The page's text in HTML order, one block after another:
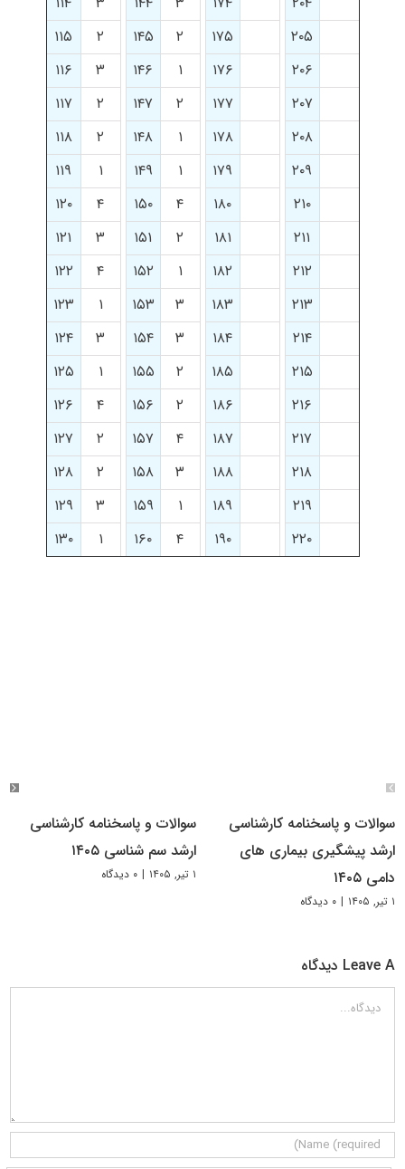
۲۰۵
۱۷۵ ۲ ۱۴۵ ۲
۱۱۵
۲۰۶
۱۷۶ ۱ ۱۴۶ ۳
۱۱۶
۲۰۷
۱۷۷ ۲ ۱۴۷ ۲
۱۱۷
۲۰۸
۱۷۸ ۱ ۱۴۸ ۲
۱۱۸
۲۰۹
۱۷۹ ۱ ۱۴۹ ۱
۱۱۹
۲۱۰
۱۸۰ ۴ ۱۵۰ ۴
۱۲۰
۲۱۱
۱۸۱ ۲ ۱۵۱ ۳
۱۲۱
۲۱۲
۱۸۲ ۱ ۱۵۲ ۴
۱۲۲
۲۱۳
۱۸۳ ۳ ۱۵۳ ۱
۱۲۳
۲۱۴
۱۸۴ ۳ ۱۵۴ ۳
۱۲۴
۲۱۵
۱۸۵ ۲ ۱۵۵ ۱
۱۲۵
۲۱۶
۱۸۶ ۲ ۱۵۶ ۴
۱۲۶
۲۱۷
۱۸۷ ۴ ۱۵۷ ۲
۱۲۷
۲۱۸
۱۸۸ ۳ ۱۵۸ ۲
۱۲۸
۲۱۹
۱۸۹ ۱ ۱۵۹ ۳
۱۲۹
۲۲۰
۱۹۰ ۴ ۱۶۰ ۱ ۱۳۰
سوالات و پاسخنامه کارشناسی
ارشد پیشگیری بیماری های
دامی ۱۴۰۵
۱ تیر, ۱۴۰۵ | ۰ دیدگاه
سوالات و پاسخنامه کارشناسی
ارشد سم شناسی ۱۴۰۵
۱ تیر, ۱۴۰۵ | ۰ دیدگاه
Leave A دیدگاه
دیدگاه